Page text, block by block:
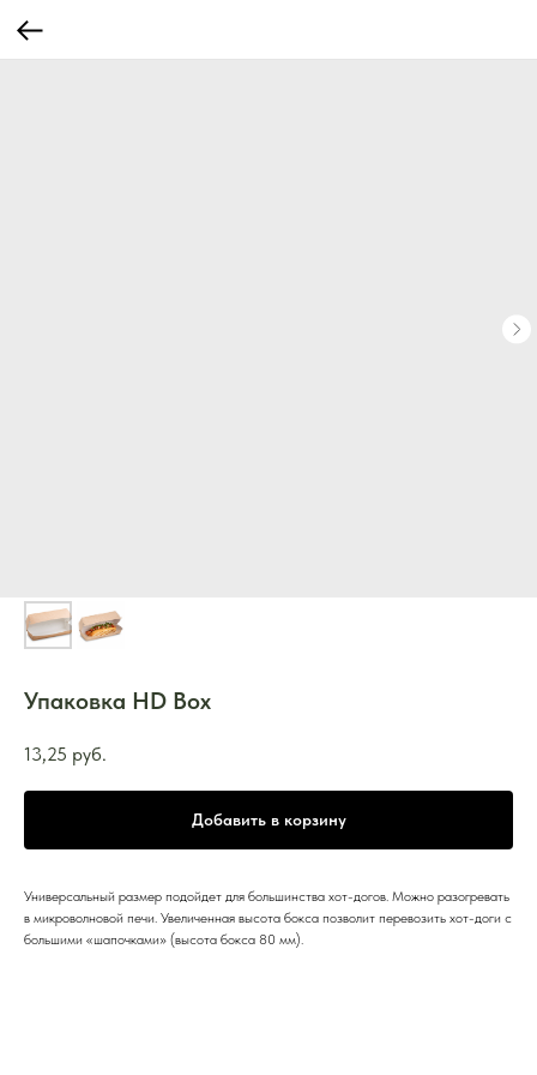
Упаковка HD Box
13,25 руб.
Добавить в корзину
Универсальный размер подойдет для большинства хот-догов. Можно разогревать
в микроволновой печи. Увеличенная высота бокса позволит перевозить хот-доги с
большими «шапочками» (высота бокса 80 мм).